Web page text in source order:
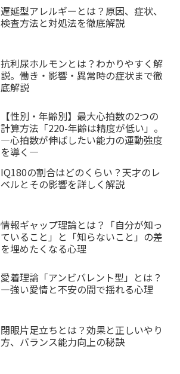
遅延型アレルギーとは？原因、症状、
検査方法と対処法を徹底解説
抗利尿ホルモンとは？わかりやすく解
説。働き・影響・異常時の症状まで徹
底解説
【性別・年齢別】最大心拍数の2つの
計算方法「220-年齢は精度が低い」。
―心拍数が伸ばしたい能力の運動強度
を導く―
IQ180の割合はどのくらい？天才のレ
ベルとその影響を詳しく解説
情報ギャップ理論とは？「自分が知っ
ていること」と「知らないこと」の差
を埋めたくなる心理
愛着理論「アンビバレント型」とは？
—強い愛情と不安の間で揺れる心理
閉眼片足立ちとは？効果と正しいやり
方、バランス能力向上の秘訣